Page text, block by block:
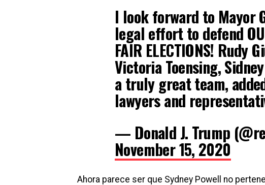
I look forward to Mayor
legal effort to defend
FAIR ELECTIONS! Rudy
Victoria Toensing,
a truly great team,
lawyers and
— Donald J. Trump
November 15, 2020
Ahora parece ser que Sydney Powell no